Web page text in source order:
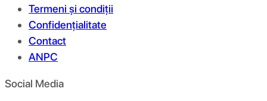
Termeni și condiții
Confidențialitate
Contact
ANPC
Social Media